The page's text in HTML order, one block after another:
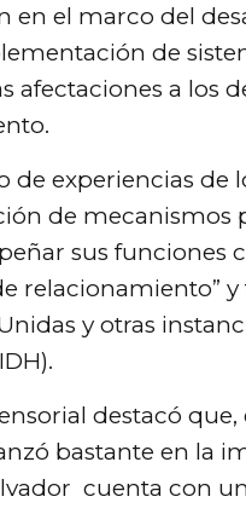
en el marco del
de
afectaciones a los
de experiencias
de mecanismos
sus funciones
relacionamiento”
y otras
destacó que,
bastante en la
cuenta con